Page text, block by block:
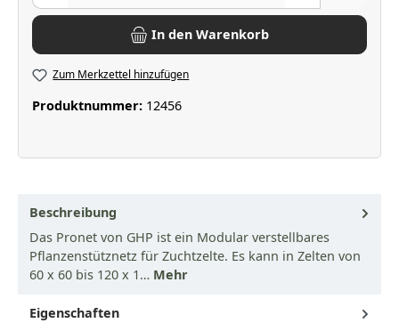
In den Warenkorb
Zum Merkzettel hinzufügen
Produktnummer: 12456
Beschreibung
Das Pronet von GHP ist ein Modular verstellbares
Pflanzenstütznetz für Zuchtzelte. Es kann in Zelten von
60 x 60 bis 120 x 1… Mehr
Eigenschaften